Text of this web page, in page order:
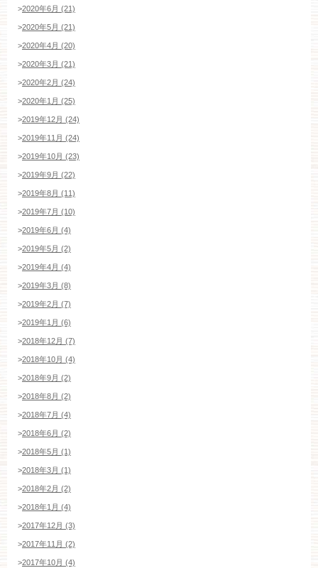
>2020年6月 (21)
>2020年5月 (21)
>2020年4月 (20)
>2020年3月 (21)
>2020年2月 (24)
>2020年1月 (25)
>2019年12月 (24)
>2019年11月 (24)
>2019年10月 (23)
>2019年9月 (22)
>2019年8月 (11)
>2019年7月 (10)
>2019年6月 (4)
>2019年5月 (2)
>2019年4月 (4)
>2019年3月 (8)
>2019年2月 (7)
>2019年1月 (6)
>2018年12月 (7)
>2018年10月 (4)
>2018年9月 (2)
>2018年8月 (2)
>2018年7月 (4)
>2018年6月 (2)
>2018年5月 (1)
>2018年3月 (1)
>2018年2月 (2)
>2018年1月 (4)
>2017年12月 (3)
>2017年11月 (2)
>2017年10月 (4)